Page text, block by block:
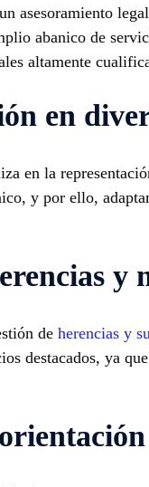
asesoramiento
abanico de
altamente
en
en la
y por ello,
y
de herencias y
destacados, ya